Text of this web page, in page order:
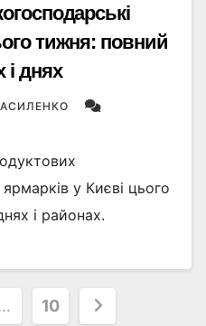
тижня: повний
і днях
у Києві цього
і районах.
10